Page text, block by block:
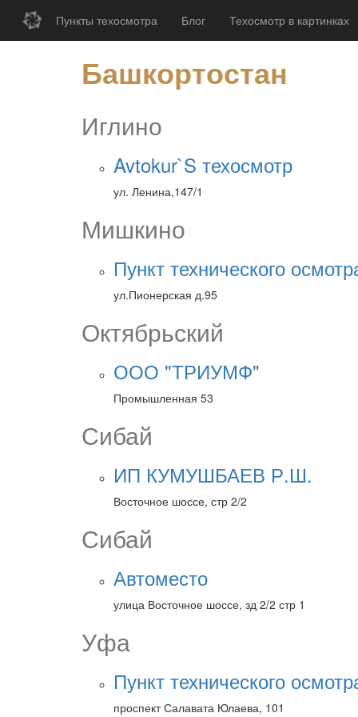
Пункты техосмотра Блог Техосмотр в картинках
Башкортостан
Иглино
Avtokur`S техосмотр
ул. Ленина,147/1
Мишкино
Пункт технического
ул.Пионерская д.95
Октябрьский
ООО "ТРИУМФ"
Промышленная 53
Сибай
ИП КУМУШБАЕВ Р.Ш.
Восточное шоссе, стр 2/2
Сибай
Автоместо
улица Восточное шоссе, зд 2/2 стр 1
Уфа
Пункт технического
проспект Салавата Юлаева, 101